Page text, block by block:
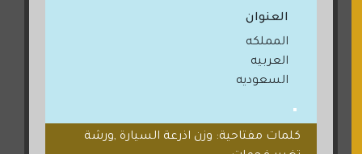
العنوان
المملكه
العربيه
السعوديه
كلمات مفتاحية: وزن اذرعة السيارة ,ورشة